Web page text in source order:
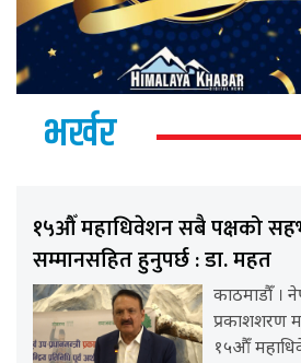
भर्खर
१५औँ महाधिवेशन सबै पक्षको
सम्मानसहित हुनुपर्छ : डा. महत
काठमाडौँ ।
प्रकाशशरण
१५औँ